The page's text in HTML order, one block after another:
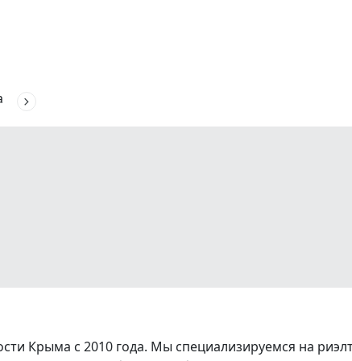
Крыма с 2010 года. Мы специализируемся на